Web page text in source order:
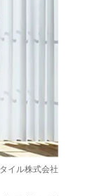
イル株式会社